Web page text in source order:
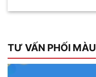
TƯ VẤN PHỐI MÀU